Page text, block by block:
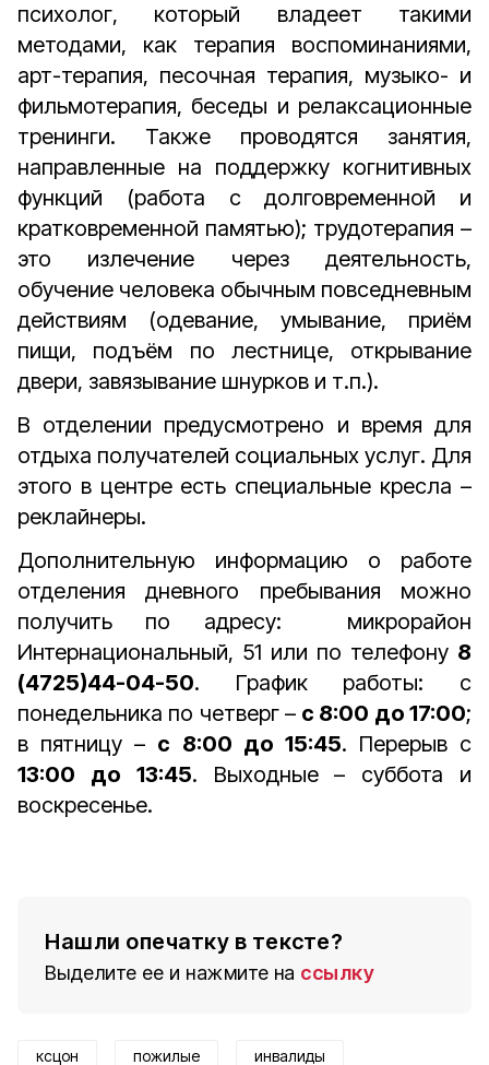
психолог, который владеет такими
методами, как терапия воспоминаниями,
арт-терапия, песочная терапия, музыко- и
фильмотерапия, беседы и релаксационные
тренинги. Также проводятся занятия,
направленные на поддержку когнитивных
функций (работа с долговременной и
кратковременной памятью); трудотерапия –
это излечение через деятельность,
обучение человека обычным повседневным
действиям (одевание, умывание, приём
пищи, подъём по лестнице, открывание
двери, завязывание шнурков и т.п.).
В отделении предусмотрено и время для
отдыха получателей социальных услуг. Для
этого в центре есть специальные кресла –
реклайнеры.
Дополнительную информацию о работе
отделения дневного пребывания можно
получить по адресу: микрорайон
Интернациональный, 51 или по телефону 8
(4725)44-04-50. График работы: с
понедельника по четверг – с 8:00 до 17:00;
в пятницу – с 8:00 до 15:45. Перерыв с
13:00 до 13:45. Выходные – суббота и
воскресенье.
Нашли опечатку в тексте?
Выделите ее и нажмите на ссылку
ксцон пожилые инвалиды